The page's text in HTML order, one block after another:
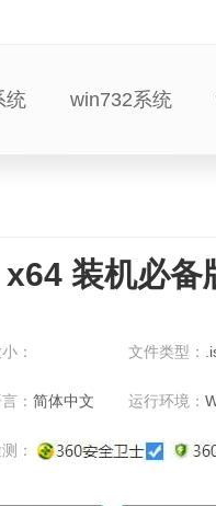
统 win732系统
装机必备
： 文件类型：
： 简体中文 运行环境：
：